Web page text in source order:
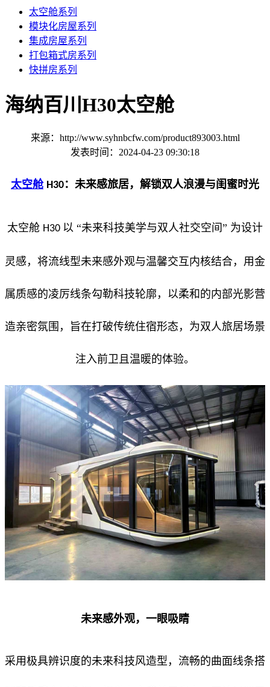
太空舱系列
模块化房屋系列
集成房屋系列
打包箱式房系列
快拼房系列
海纳百川H30太空舱
来源：http://www.syhnbcfw.com/product893003.html
发表时间：2024-04-23 09:30:18
太空舱 H30：未来感旅居，解锁双人浪漫与闺蜜时光
太空舱 H30 以 “未来科技美学与双人社交空间” 为设计
灵感，将流线型未来感外观与温馨交互内核结合，用金
属质感的凌厉线条勾勒科技轮廓，以柔和的内部光影营
造亲密氛围，旨在打破传统住宿形态，为双人旅居场景
注入前卫且温暖的体验。
未来感外观，一眼吸睛
采用极具辨识度的未来科技风造型，流畅的曲面线条搭